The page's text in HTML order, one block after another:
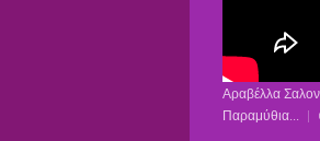
Αραβέλλα
Παραμύθια...
|